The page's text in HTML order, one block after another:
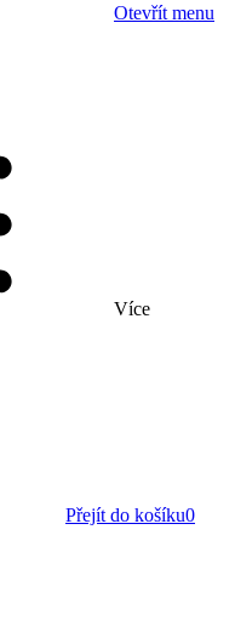
Otevřít menu
Více
Přejít do košíku0